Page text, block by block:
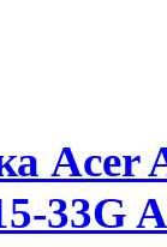
Acer
33G